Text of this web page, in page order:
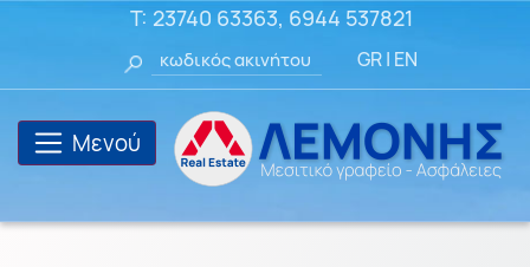
T: 23740 63363, 6944 537821
GR| EN
Μενού